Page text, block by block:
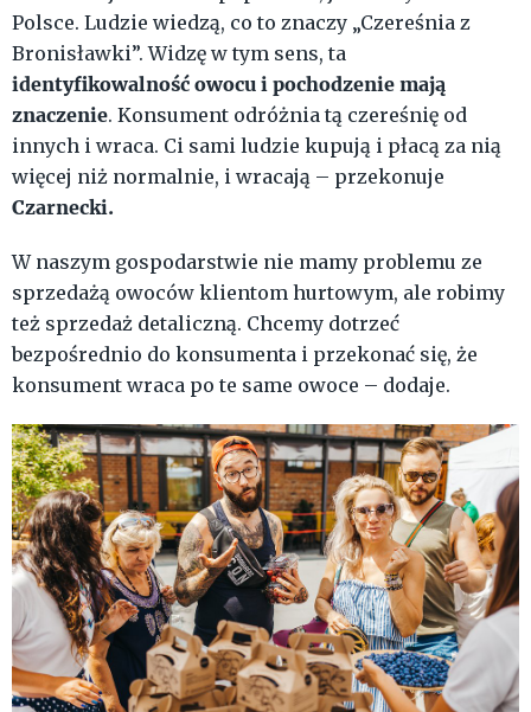
Polsce. Ludzie wiedzą, co to znaczy „Czereśnia z
Bronisławki”. Widzę w tym sens, ta
identyfikowalność owocu i pochodzenie mają
znaczenie. Konsument odróżnia tą czereśnię od
innych i wraca. Ci sami ludzie kupują i płacą za nią
więcej niż normalnie, i wracają – przekonuje
Czarnecki.
W naszym gospodarstwie nie mamy problemu ze
sprzedażą owoców klientom hurtowym, ale robimy
też sprzedaż detaliczną. Chcemy dotrzeć
bezpośrednio do konsumenta i przekonać się, że
konsument wraca po te same owoce – dodaje.